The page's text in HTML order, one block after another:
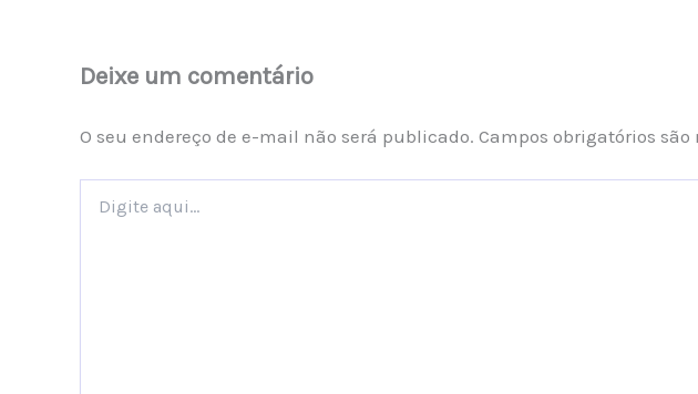
Deixe um comentário
O seu endereço de e-mail não será publicado. Campos obrigatórios são
aqui...